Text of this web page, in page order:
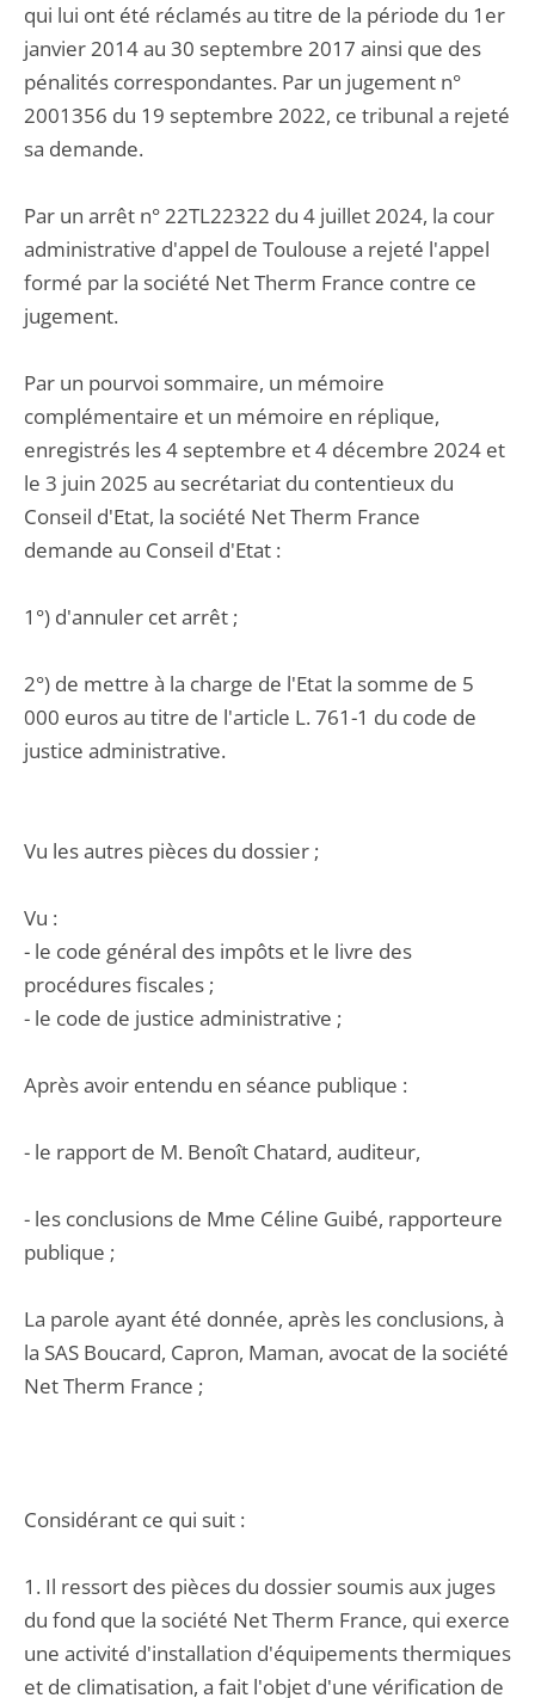
qui lui ont été réclamés au titre de la période du 1er
janvier 2014 au 30 septembre 2017 ainsi que des
pénalités correspondantes. Par un jugement n°
2001356 du 19 septembre 2022, ce tribunal a rejeté
sa demande.
Par un arrêt n° 22TL22322 du 4 juillet 2024, la cour
administrative d'appel de Toulouse a rejeté l'appel
formé par la société Net Therm France contre ce
jugement.
Par un pourvoi sommaire, un mémoire
complémentaire et un mémoire en réplique,
enregistrés les 4 septembre et 4 décembre 2024 et
le 3 juin 2025 au secrétariat du contentieux du
Conseil d'Etat, la société Net Therm France
demande au Conseil d'Etat :
1°) d'annuler cet arrêt ;
2°) de mettre à la charge de l'Etat la somme de 5
000 euros au titre de l'article L. 761-1 du code de
justice administrative.
Vu les autres pièces du dossier ;
Vu :
- le code général des impôts et le livre des
procédures fiscales ;
- le code de justice administrative ;
Après avoir entendu en séance publique :
- le rapport de M. Benoît Chatard, auditeur,
- les conclusions de Mme Céline Guibé, rapporteure
publique ;
La parole ayant été donnée, après les conclusions, à
la SAS Boucard, Capron, Maman, avocat de la société
Net Therm France ;
Considérant ce qui suit :
1. Il ressort des pièces du dossier soumis aux juges
du fond que la société Net Therm France, qui exerce
une activité d'installation d'équipements thermiques
et de climatisation, a fait l'objet d'une vérification de